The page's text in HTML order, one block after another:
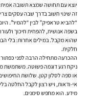
יוצא עם תחושה שמצא תשובה
“להביא טראפיק” לבין “להמיר”.
בשפה אנושית, להפחית חיכוך
שהוא מקבל. במילים אחרות: בלי
חלקית.
ההכרעה מתחילה הרבה לפני
ניקח רגע דוגמה פשוטה. משתמשת
או ספה לסלון קטן. שלושת
אי-ודאות, ויש רצון לקבל
מידע. הוא מחפש סימנים.